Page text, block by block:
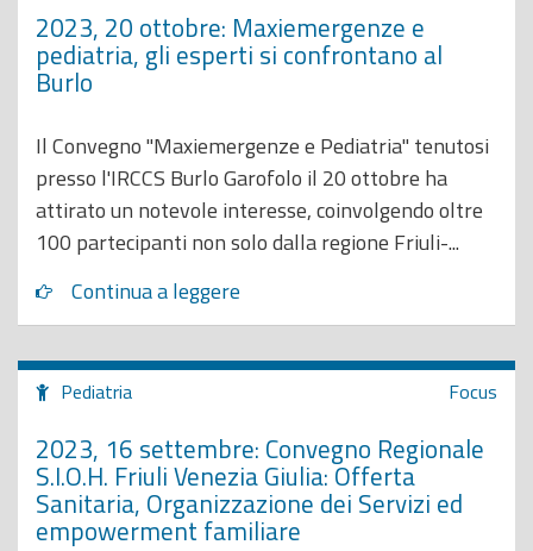
2023, 20 ottobre: Maxiemergenze e
pediatria, gli esperti si confrontano al
Burlo
Il Convegno "Maxiemergenze e Pediatria" tenutosi
presso l'IRCCS Burlo Garofolo il 20 ottobre ha
attirato un notevole interesse, coinvolgendo oltre
100 partecipanti non solo dalla regione Friuli-...
Continua a leggere
Pediatria Focus
2023, 16 settembre: Convegno Regionale
S.I.O.H. Friuli Venezia Giulia: Offerta
Sanitaria, Organizzazione dei Servizi ed
empowerment familiare